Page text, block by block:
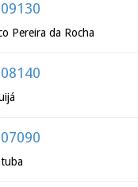
Pereira da Rocha